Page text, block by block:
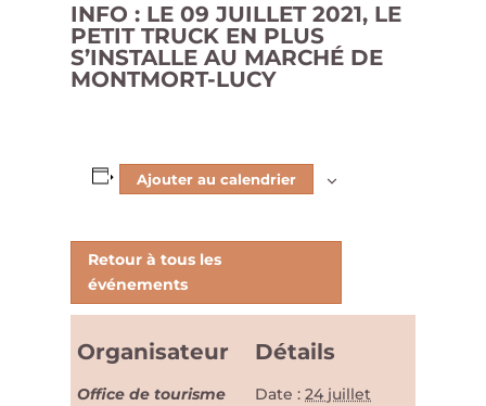
INFO : LE 09 JUILLET 2021, LE
PETIT TRUCK EN PLUS
S’INSTALLE AU MARCHÉ DE
MONTMORT-LUCY
Ajouter au calendrier
Détails
Date : 24 juillet
Organisateur
Office de tourisme
Retour à tous les
événements